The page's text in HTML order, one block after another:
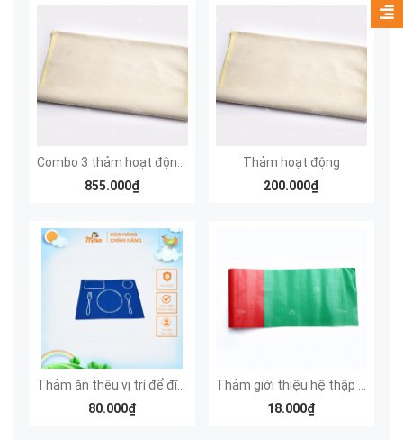
855.000₫
Thảm hoạt động
200.000₫
Thảm ăn thêu vị trí để đĩa, cốc, thìa và dĩa
80.000₫
18.000₫